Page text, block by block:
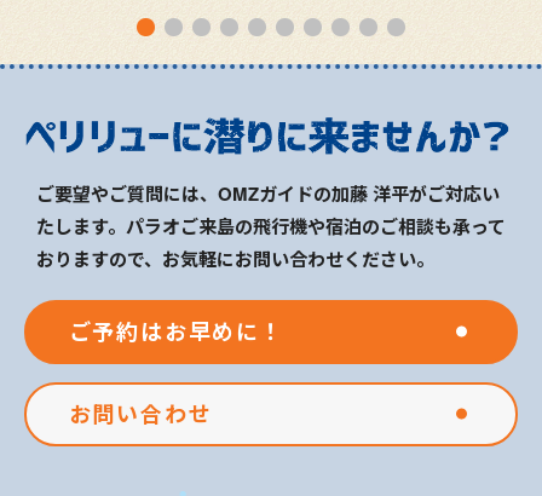
ご要望やご質問には、OMZガイドの加藤 洋平がご対応い
たします。パラオご来島の飛行機や宿泊のご相談も承って
おりますので、お気軽にお問い合わせください。
ご予約はお早めに！
お問い合わせ